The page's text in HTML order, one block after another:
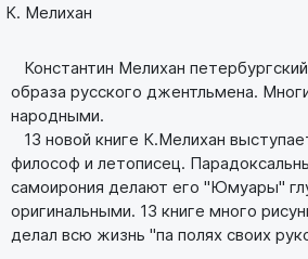
К. Мелихан
Константин Мелихан
образа русского джентльмена.
народными.
13 новой книге К.Мелихан
философ и летописец.
самоирония делают его "Юмуары"
оригинальными. 13 книге много
делал всю жизнь "па полях своих